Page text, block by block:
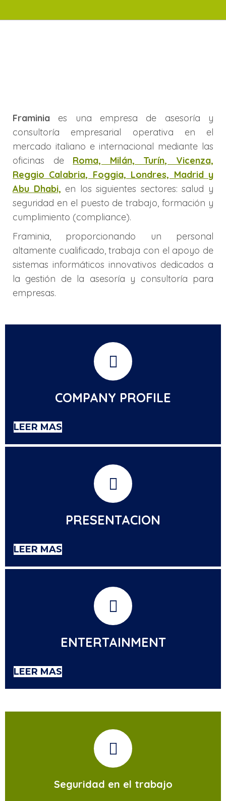
Framinia es una empresa de asesoría y
consultoría empresarial operativa en el
mercado italiano e internacional mediante las
oficinas de Roma, Milán, Turín, Vicenza,
Reggio Calabria, Foggia, Londres, Madrid y
Abu Dhabi, en los siguientes sectores: salud y
seguridad en el puesto de trabajo, formación y
cumplimiento (compliance).
Framinia, proporcionando un personal
altamente cualificado, trabaja con el apoyo de
sistemas informáticos innovativos dedicados a
la gestión de la asesoría y consultoría para
empresas.
COMPANY PROFILE
LEER MAS
PRESENTACION
LEER MAS
ENTERTAINMENT
LEER MAS
Seguridad en el trabajo